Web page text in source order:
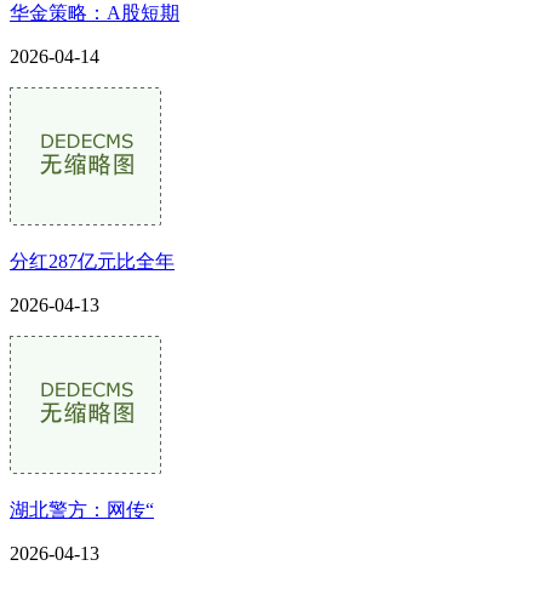
华金策略：A股短期
2026-04-14
分红287亿元比全年
2026-04-13
湖北警方：网传“
2026-04-13